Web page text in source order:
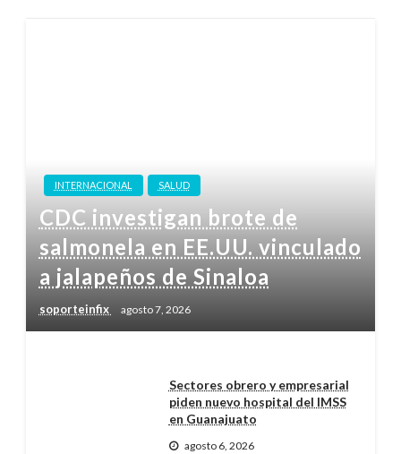
INTERNACIONAL SALUD
CDC investigan brote de
salmonela en EE.UU. vinculado
a jalapeños de Sinaloa
soporteinfix agosto 7, 2026
Sectores obrero y empresarial
piden nuevo hospital del IMSS
en Guanajuato
agosto 6, 2026